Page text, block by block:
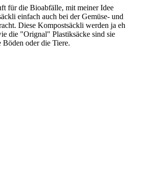
für die Bioabfälle, mit meiner Idee
einfach auch bei der Gemüse- und
Diese Kompostsäckli werden ja eh
die "Orignal" Plastiksäcke sind sie
oder die Tiere.